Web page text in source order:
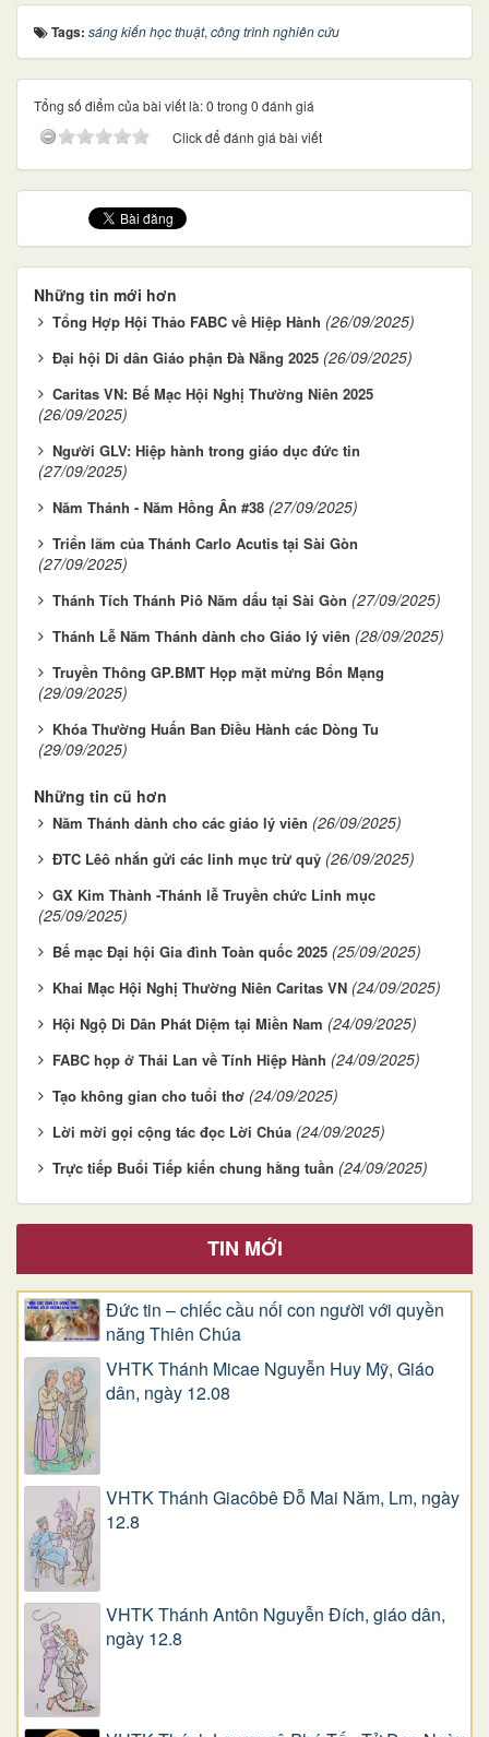
Tags: sáng kiến học thuật, công trình nghiên cứu
Tổng số điểm của bài viết là: 0 trong 0 đánh giá
Click để đánh giá bài viết
Những tin mới hơn
Tổng Hợp Hội Thảo FABC về Hiệp Hành (26/09/2025)
Đại hội Di dân Giáo phận Đà Nẵng 2025 (26/09/2025)
Caritas VN: Bế Mạc Hội Nghị Thường Niên 2025
(26/09/2025)
Người GLV: Hiệp hành trong giáo dục đức tin
(27/09/2025)
Năm Thánh - Năm Hồng Ân #38 (27/09/2025)
Triển lãm của Thánh Carlo Acutis tại Sài Gòn
(27/09/2025)
Thánh Tích Thánh Piô Năm dấu tại Sài Gòn (27/09/2025)
Thánh Lễ Năm Thánh dành cho Giáo lý viên (28/09/2025)
Truyền Thông GP.BMT Họp mặt mừng Bổn Mạng
(29/09/2025)
Khóa Thường Huấn Ban Điều Hành các Dòng Tu
(29/09/2025)
Những tin cũ hơn
Năm Thánh dành cho các giáo lý viên (26/09/2025)
ĐTC Lêô nhắn gửi các linh mục trừ quỷ (26/09/2025)
GX Kim Thành -Thánh lễ Truyền chức Linh mục
(25/09/2025)
Bế mạc Đại hội Gia đình Toàn quốc 2025 (25/09/2025)
Khai Mạc Hội Nghị Thường Niên Caritas VN (24/09/2025)
Hội Ngộ Di Dân Phát Diệm tại Miền Nam (24/09/2025)
FABC họp ở Thái Lan về Tính Hiệp Hành (24/09/2025)
Tạo không gian cho tuổi thơ (24/09/2025)
Lời mời gọi cộng tác đọc Lời Chúa (24/09/2025)
Trực tiếp Buổi Tiếp kiến chung hằng tuần (24/09/2025)
TIN MỚI
Đức tin – chiếc cầu nối con người với quyền
năng Thiên Chúa
VHTK Thánh Micae Nguyễn Huy Mỹ, Giáo
dân, ngày 12.08
VHTK Thánh Giacôbê Ðỗ Mai Năm, Lm, ngày
12.8
VHTK Thánh Antôn Nguyễn Ðích, giáo dân,
ngày 12.8